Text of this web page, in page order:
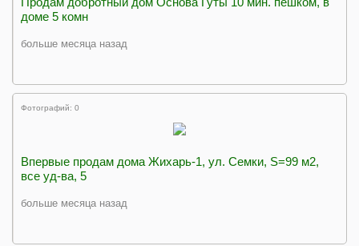
доме 5 комн
больше месяца назад
Фотографий: 0
Впервые продам дома Жихарь-1, ул. Семки, S=99 м2,
все уд-ва, 5
больше месяца назад